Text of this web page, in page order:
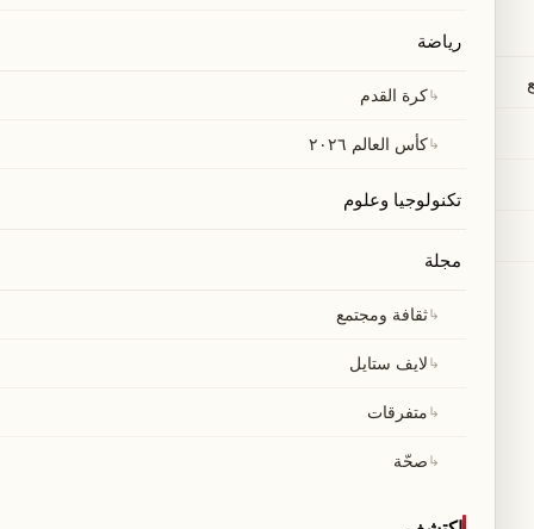
رياضة
↳كرة القدم
↳كأس العالم ٢٠٢٦
تكنولوجيا وعلوم
مجلة
↳ثقافة ومجتمع
↳لايف ستايل
↳متفرقات
↳صحّة